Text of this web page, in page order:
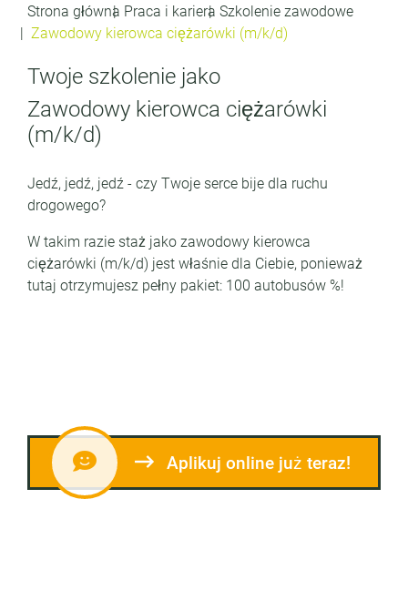
Strona główna Praca i kariera Szkolenie zawodowe
Zawodowy kierowca ciężarówki (m/k/d)
Twoje szkolenie jako
Zawodowy kierowca ciężarówki
(m/k/d)
Jedź, jedź, jedź - czy Twoje serce bije dla ruchu
drogowego?
W takim razie staż jako zawodowy kierowca
ciężarówki (m/k/d) jest właśnie dla Ciebie, ponieważ
tutaj otrzymujesz pełny pakiet: 100 autobusów %!
Aplikuj online już teraz!